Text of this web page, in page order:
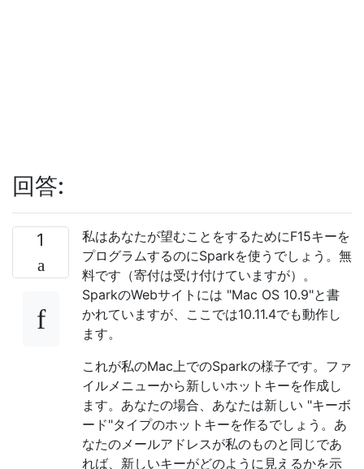
回答:
1
私はあなたが望むことをするためにF15キーを
プログラムするのにSparkを使うでしょう。無
料です（寄付は受け付けていますが）。
SparkのWebサイトには "Mac OS 10.9"と書
かれていますが、ここでは10.11.4でも動作し
ます。
これが私のMac上でのSparkの様子です。ファ
イルメニューから新しいホットキーを作成し
ます。あなたの場合、あなたは新しい "キーボ
ード"タイプのホットキーを作るでしょう。あ
なたのメールアドレスが私のものと同じであ
れば、新しいキーがどのように見えるかを示